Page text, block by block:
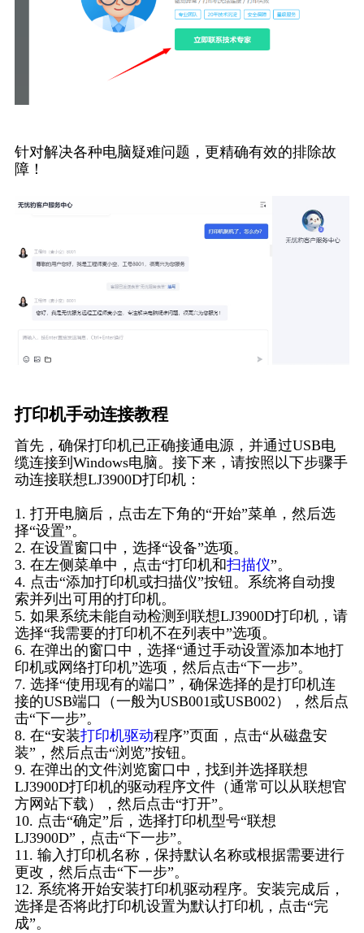
针对解决各种电脑疑难问题，更精确有效的排除故
障！
打印机手动连接教程
首先，确保打印机已正确接通电源，并通过USB电
缆连接到Windows电脑。接下来，请按照以下步骤手
动连接联想LJ3900D打印机：
1. 打开电脑后，点击左下角的“开始”菜单，然后选
择“设置”。
2. 在设置窗口中，选择“设备”选项。
3. 在左侧菜单中，点击“打印机和扫描仪”。
4. 点击“添加打印机或扫描仪”按钮。系统将自动搜
索并列出可用的打印机。
5. 如果系统未能自动检测到联想LJ3900D打印机，请
选择“我需要的打印机不在列表中”选项。
6. 在弹出的窗口中，选择“通过手动设置添加本地打
印机或网络打印机”选项，然后点击“下一步”。
7. 选择“使用现有的端口”，确保选择的是打印机连
接的USB端口（一般为USB001或USB002），然后点
击“下一步”。
8. 在“安装打印机驱动程序”页面，点击“从磁盘安
装”，然后点击“浏览”按钮。
9. 在弹出的文件浏览窗口中，找到并选择联想
LJ3900D打印机的驱动程序文件（通常可以从联想官
方网站下载），然后点击“打开”。
10. 点击“确定”后，选择打印机型号“联想
LJ3900D”，点击“下一步”。
11. 输入打印机名称，保持默认名称或根据需要进行
更改，然后点击“下一步”。
12. 系统将开始安装打印机驱动程序。安装完成后，
选择是否将此打印机设置为默认打印机，点击“完
成”。